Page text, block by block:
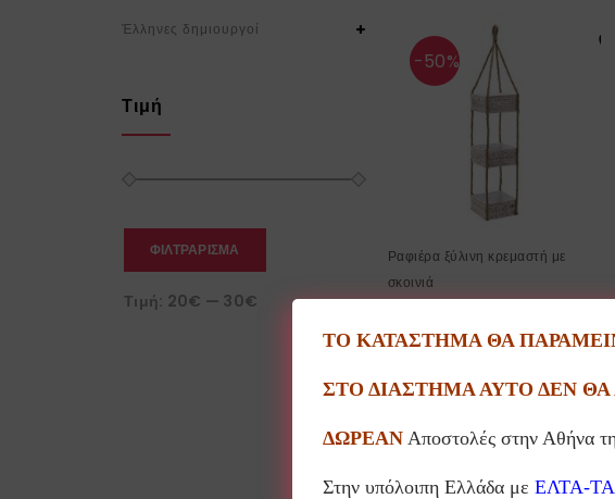
-50%
Ραφιέρα ξύλινη κρεμαστή με
σκοινιά
Έλληνες δημιουργοί
Τιμή
ΦΙΛΤΡΆΡΙΣΜΑ
Τιμή: 20€ — 30€
ΤΟ ΚΑΤΑΣΤΗΜΑ ΘΑ
ΣΤΟ ΔΙΑΣΤΗΜΑ ΑΥΤΟ ΔΕΝ
ΔΩΡΕΑΝΑποστολές στην Αθήνα
Στην υπόλοιπη Ελλάδα με ΕΛΤΑ-